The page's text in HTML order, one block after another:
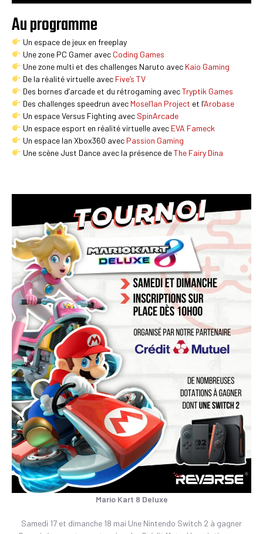
Au programme
Un espace de jeux en freeplay
Une zone PC Gamer avec Coding Games
Une zone multi et des challenges Naruto avec Kaio Gaming
De la réalité virtuelle avec Five’s TV
Des bornes d’arcade et du rétrogaming avecTryptik Games
Des challenges speedrun avec Mosel’lan Project et l’Arobase
Un espace Versus Fighting avec SpinArcade
Un espace esport en réalité virtuelle avec EVA Fameck
Un espace lan Xbox360 avec Passion Gaming
Une scène Just Dance avec la présence deThe Fairy Dina
Mario Kart 8 Deluxe
Samedi 17 et dimanche 18 mai Une Nintendo Switch 2 à gagner